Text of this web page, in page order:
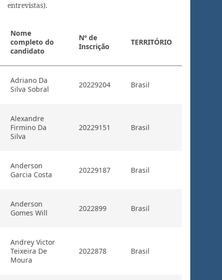
entrevistas).
Nome
completo do
candidato
Nº de
Inscrição
TERRITÓRIO
Adriano Da
Silva Sobral
20229204 Brasil
Alexandre
Firmino Da
Silva
20229151 Brasil
Anderson
Garcia Costa
20229187 Brasil
Anderson
Gomes Will
2022899 Brasil
Andrey Victor
Teixeira De
Moura
2022878 Brasil